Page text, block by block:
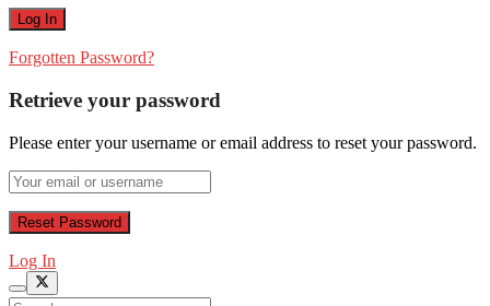
Forgotten Password?
Retrieve your password
Please enter your username or email address to reset your password.
Log In